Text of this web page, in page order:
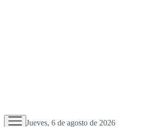
Jueves, 6 de agosto de 2026